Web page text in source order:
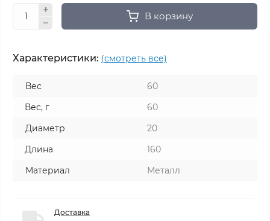
В корзину
Характеристики: (смотреть все)
Вес
60
Вес, г
60
Диаметр
20
Длина
160
Материал
Металл
Доставка